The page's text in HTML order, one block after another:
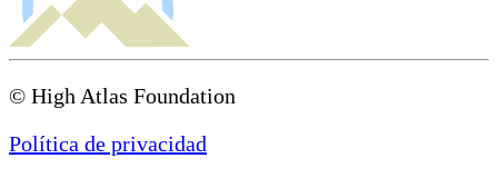
© High Atlas Foundation
Política de privacidad